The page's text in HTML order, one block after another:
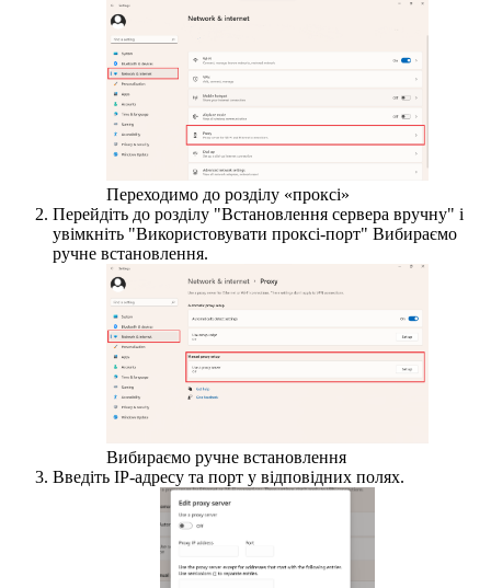
Переходимо до розділу «проксі»
Перейдіть до розділу "Встановлення сервера вручну" і
увімкніть "Використовувати проксі-порт" Вибираємо
ручне встановлення.
Вибираємо ручне встановлення
Введіть IP-адресу та порт у відповідних полях.